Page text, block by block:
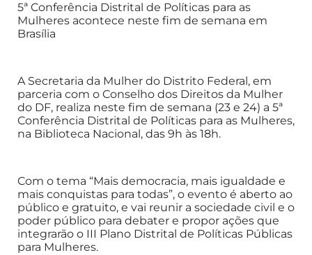
5ª Conferência Distrital de Políticas para as
Mulheres acontece neste fim de semana em
Brasília
A Secretaria da Mulher do Distrito Federal, em
parceria com o Conselho dos Direitos da Mulher
do DF, realiza neste fim de semana (23 e 24) a 5ª
Conferência Distrital de Políticas para as Mulheres,
na Biblioteca Nacional, das 9h às 18h.
Com o tema “Mais democracia, mais igualdade e
mais conquistas para todas”, o evento é aberto ao
público e gratuito, e vai reunir a sociedade civil e o
poder público para debater e propor ações que
integrarão o III Plano Distrital de Políticas Públicas
para Mulheres.